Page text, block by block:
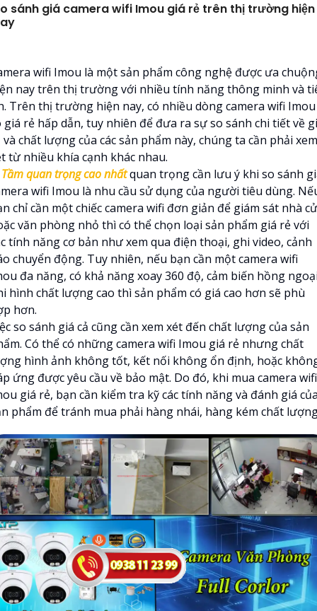
sánh giá camera wifi Imou giá rẻ trên thị trường hiện
wifi Imou là một sản phẩm công nghệ được ưa
nay trên thị trường với nhiều tính năng thông minh và
Trên thị trường hiện nay, có nhiều dòng camera wifi Imou
giá rẻ hấp dẫn, tuy nhiên để đưa ra sự so sánh chi tiết về
và chất lượng của các sản phẩm này, chúng ta cần phải xem
từ nhiều khía cạnh khác nhau.
Tầm quan trọng cao nhấtquan trọng cần lưu ý khi so sánh
wifi Imou là nhu cầu sử dụng của người tiêu dùng.
chỉ cần một chiếc camera wifi đơn giản để giám sát nhà
văn phòng nhỏ thì có thể chọn loại sản phẩm giá rẻ với
tính năng cơ bản như xem qua điện thoại, ghi video, cảnh
chuyển động. Tuy nhiên, nếu bạn cần một camera wifi
đa năng, có khả năng xoay 360 độ, cảm biến hồng
hình chất lượng cao thì sản phẩm có giá cao hơn sẽ phù
hơn.
so sánh giá cả cũng cần xem xét đến chất lượng của sản
Có thể có những camera wifi Imou giá rẻ nhưng chất
hình ảnh không tốt, kết nối không ổn định, hoặc
ứng được yêu cầu về bảo mật. Do đó, khi mua camera wifi
giá rẻ, bạn cần kiểm tra kỹ các tính năng và đánh giá
phẩm để tránh mua phải hàng nhái, hàng kém chất